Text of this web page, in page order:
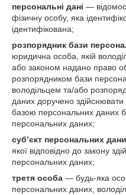
персональні дані —
фізичну особу, яка
ідентифікована;
розпорядник бази
юридична особа, якій
або законом надано право
розпорядником бази
володільцем та/або
даних доручено здійснювати
базою персональних даних
персональних даних;
суб’єкт персональних
якої відповідно до закону
персональних даних;
третя особа — будь-яка
персональних даних,